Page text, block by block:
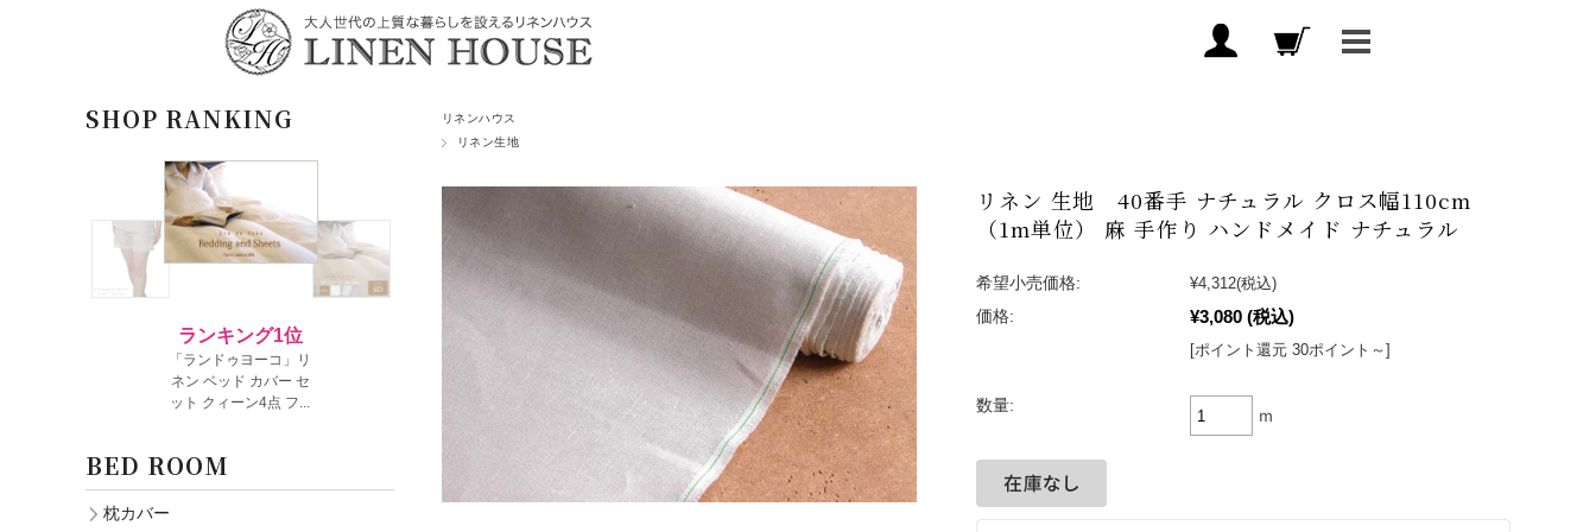
リネンハウス
リネン生地
リネン 生地 40番手 ナチュラル クロス幅110cm
（1m単位） 麻 手作り ハンドメイド ナチュラル
希望小売価格: ¥4,312(税込)
価格:
¥3,080 (税込)
[ポイント還元 30ポイント～]
数量:
ｍ
SHOP RANKING
BED ROOM
枕カバー